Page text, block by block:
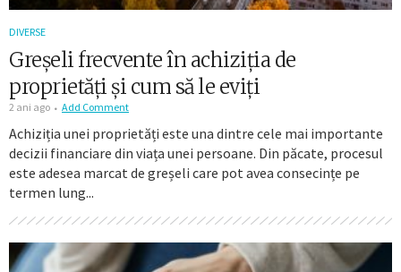
DIVERSE
Greșeli frecvente în achiziția de
proprietăți și cum să le eviți
2 ani ago Add Comment
Achiziția unei proprietăți este una dintre cele mai importante
decizii financiare din viața unei persoane. Din păcate, procesul
este adesea marcat de greșeli care pot avea consecințe pe
termen lung...